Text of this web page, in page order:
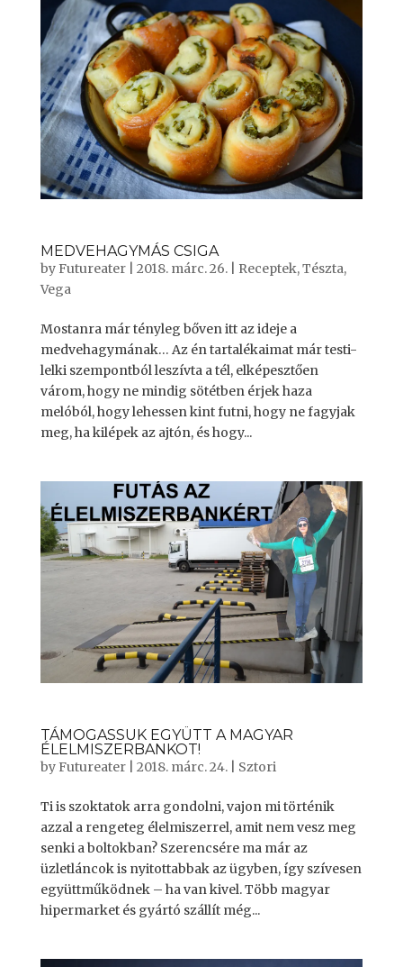
MEDVEHAGYMÁS CSIGA
by Futureater| 2018. márc. 26.| Receptek,Tészta,
Vega
Mostanra már tényleg bőven itt az ideje a
medvehagymának… Az én tartalékaimat már testi-
lelki szempontból leszívta a tél, elképesztően
várom, hogy ne mindig sötétben érjek haza
melóból, hogy lehessen kint futni, hogy ne fagyjak
meg, ha kilépek az ajtón, és hogy...
TÁMOGASSUK EGYÜTT A MAGYAR
ÉLELMISZERBANKOT!
by Futureater| 2018. márc. 24.| Sztori
Ti is szoktatok arra gondolni, vajon mi történik
azzal a rengeteg élelmiszerrel, amit nem vesz meg
senki a boltokban? Szerencsére ma már az
üzletláncok is nyitottabbak az ügyben, így szívesen
együttműködnek – ha van kivel. Több magyar
hipermarket és gyártó szállít még...